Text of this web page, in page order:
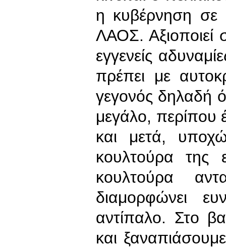
η κυβέρνηση σε
ΛΑΟΣ. Αξιοποιεί
εγγενείς
πρέπει με
γεγονός δηλαδή
μεγάλο, περίπου
και μετά,
κουλτούρα της
κουλτούρα
διαμορφώνει
αντίπαλο. Στο
και